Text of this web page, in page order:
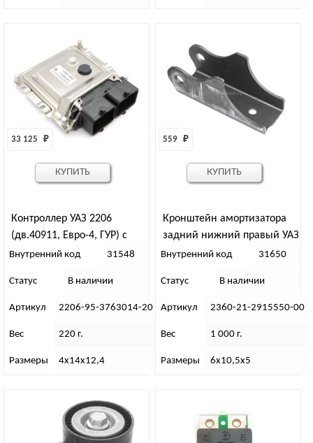
Контроллер УАЗ 2206
(дв.40911, Евро-4, ГУР) с
2012 г. [прош.1037 532973) 0
33 125 ₽
Внутренний код 31548
Статус В наличии
Артикул 2206-95-3763014-20
Вес 220 г.
Размеры 4х14х12,4
КУПИТЬ
Кронштейн амортизатора
задний нижний правый УАЗ
ПРОФИ
559 ₽
Внутренний код 31650
Статус В наличии
Артикул 2360-21-2915550-00
Вес 1 000 г.
Размеры 6х10,5х5
КУПИТЬ